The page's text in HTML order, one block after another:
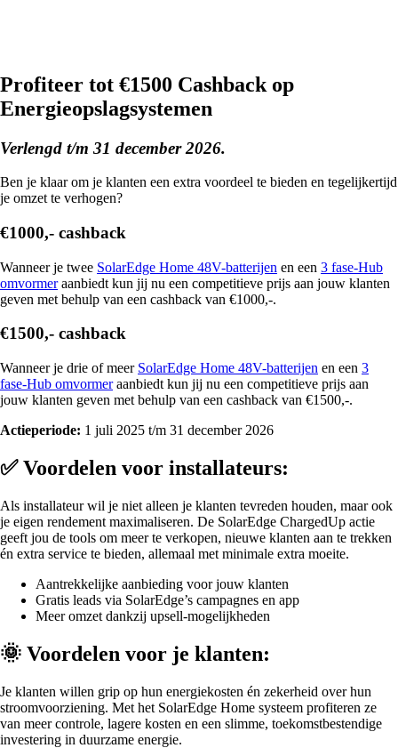
Profiteer tot €1500 Cashback op
Energieopslagsystemen
Verlengd t/m 31 december 2026.
Ben je klaar om je klanten een extra voordeel te bieden en tegelijkertijd
je omzet te verhogen?
€1000,- cashback
Wanneer je twee SolarEdge Home 48V-batterijen en een 3 fase-Hub
omvormeraanbiedt kun jij nu een competitieve prijs aan jouw klanten
geven met behulp van een cashback van €1000,-.
€1500,- cashback
Wanneer je drie of meer SolarEdge Home 48V-batterijen en een 3
fase-Hub omvormeraanbiedt kun jij nu een competitieve prijs aan
jouw klanten geven met behulp van een cashback van €1500,-.
Actieperiode: 1 juli 2025 t/m 31 december 2026
✅ Voordelen voor installateurs:
Als installateur wil je niet alleen je klanten tevreden houden, maar ook
je eigen rendement maximaliseren. De SolarEdge ChargedUp actie
geeft jou de tools om meer te verkopen, nieuwe klanten aan te trekken
én extra service te bieden, allemaal met minimale extra moeite.
Aantrekkelijke aanbieding voor jouw klanten
Gratis leads via SolarEdge’s campagnes en app
Meer omzet dankzij upsell-mogelijkheden
🌞 Voordelen voor je klanten:
Je klanten willen grip op hun energiekosten én zekerheid over hun
stroomvoorziening. Met het SolarEdge Home systeem profiteren ze
van meer controle, lagere kosten en een slimme, toekomstbestendige
investering in duurzame energie.